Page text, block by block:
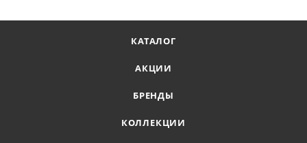
КАТАЛОГ
АКЦИИ
БРЕНДЫ
КОЛЛЕКЦИИ